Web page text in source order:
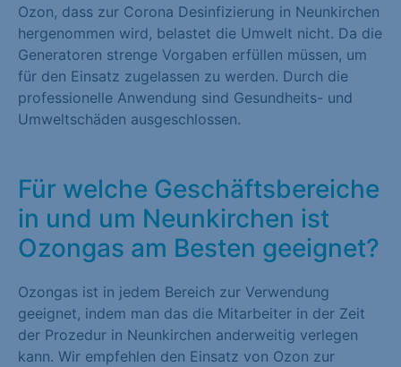
Ozon, dass zur Corona Desinfizierung in Neunkirchen
hergenommen wird, belastet die Umwelt nicht. Da die
Generatoren strenge Vorgaben erfüllen müssen, um
für den Einsatz zugelassen zu werden. Durch die
professionelle Anwendung sind Gesundheits- und
Umweltschäden ausgeschlossen.
Für welche Geschäftsbereiche
in und um Neunkirchen ist
Ozongas am Besten geeignet?
Ozongas ist in jedem Bereich zur Verwendung
geeignet, indem man das die Mitarbeiter in der Zeit
der Prozedur in Neunkirchen anderweitig verlegen
kann. Wir empfehlen den Einsatz von Ozon zur